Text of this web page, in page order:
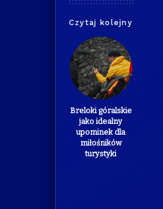
Czytaj kolejny
Breloki góralskie
jako idealny
upominek dla
miłośników
turystyki